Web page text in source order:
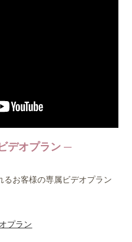
デオプラン
るお客様の専属ビデオプラン
プラン